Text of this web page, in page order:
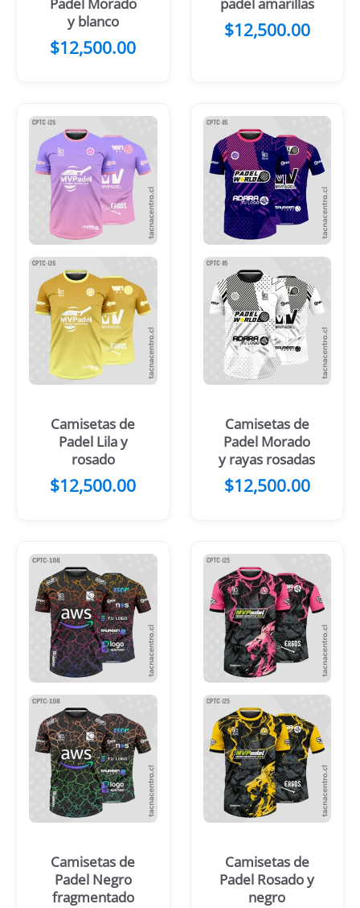
Padel Morado
y blanco
$12,500.00
padel amarillas
$12,500.00
Camisetas de
Padel Lila y
rosado
$12,500.00
Camisetas de
Padel Morado
y rayas rosadas
$12,500.00
Camisetas de
Padel Negro
fragmentado
Camisetas de
Padel Rosado y
negro